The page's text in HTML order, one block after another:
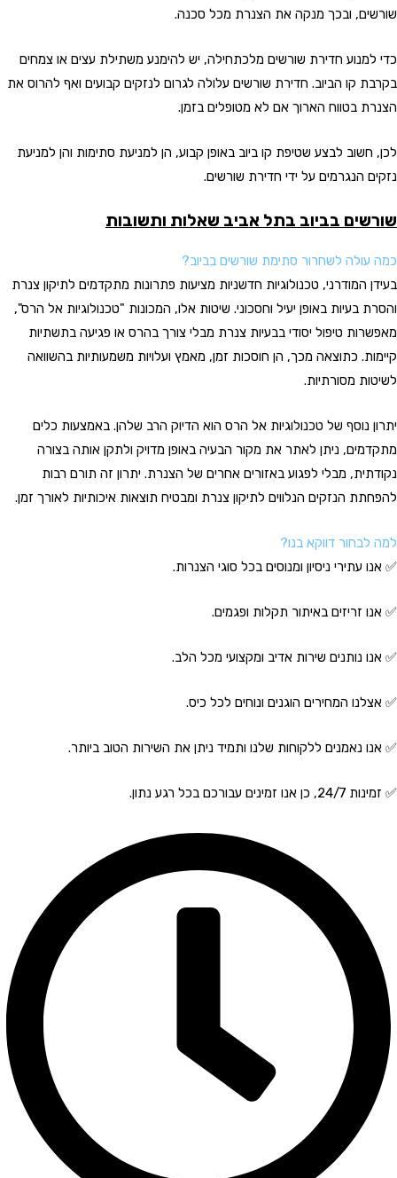
שורשים, ובכך מנקה את הצנרת מכל סכנה.
כדי למנוע חדירת שורשים מלכתחילה, יש להימנע משתילת עצים או צמחים
בקרבת קו הביוב. חדירת שורשים עלולה לגרום לנזקים קבועים ואף להרוס את
הצנרת בטווח הארוך אם לא מטופלים בזמן.
לכן, חשוב לבצע שטיפת קו ביוב באופן קבוע, הן למניעת סתימות והן למניעת
נזקים הנגרמים על ידי חדירת שורשים.
שורשים בביוב בתל אביב שאלות ותשובות
כמה עולה לשחרור סתימת שורשים בביוב?
בעידן המודרני, טכנולוגיות חדשניות מציעות פתרונות מתקדמים לתיקון צנרת
והסרת בעיות באופן יעיל וחסכוני. שיטות אלו, המכונות "טכנולוגיות אל הרס",
מאפשרות טיפול יסודי בבעיות צנרת מבלי צורך בהרס או פגיעה בתשתיות
קיימות. כתוצאה מכך, הן חוסכות זמן, מאמץ ועלויות משמעותיות בהשוואה
לשיטות מסורתיות.
יתרון נוסף של טכנולוגיות אל הרס הוא הדיוק הרב שלהן. באמצעות כלים
מתקדמים, ניתן לאתר את מקור הבעיה באופן מדויק ולתקן אותה בצורה
נקודתית, מבלי לפגוע באזורים אחרים של הצנרת. יתרון זה תורם רבות
להפחתת הנזקים הנלווים לתיקון צנרת ומבטיח תוצאות איכותיות לאורך זמן.
למה לבחור דווקא בנו?
✅ אנו עתירי ניסיון ומנוסים בכל סוגי הצנרות.
✅ אנו זריזים באיתור תקלות ופגמים.
✅ אנו נותנים שירות אדיב ומקצועי מכל הלב.
✅ אצלנו המחירים הוגנים ונוחים לכל כיס.
✅ אנו נאמנים ללקוחות שלנו ותמיד ניתן את השירות הטוב ביותר.
✅ זמינות 24/7, כן אנו זמינים עבורכם בכל רגע נתון.